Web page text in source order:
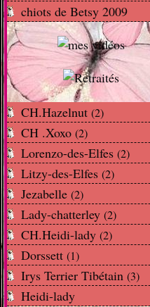
chiots de Betsy 2009
CH.Hazelnut (2)
CH .Xoxo (2)
Lorenzo-des-Elfes (2)
Litzy-des-Elfes (2)
Jezabelle (2)
Lady-chatterley (2)
CH.Heidi-lady (2)
Dorssett (1)
Irys Terrier Tibétain (3)
Heidi-lady